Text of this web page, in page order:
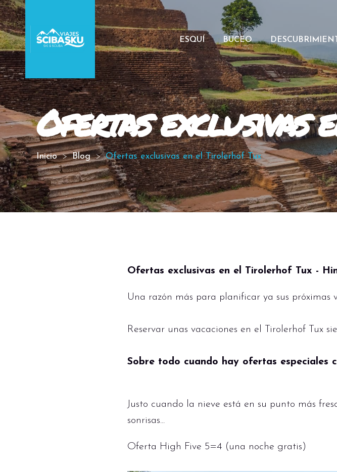
ESQUÍ BUCEO
Ofertas
Inicio Blog Ofertas exclusivas en el Tirolerhof Tux
Ofertas exclusivas en el Tirolerhof Tux -
Una razón más para planificar ya sus
Reservar unas vacaciones en el Tirolerhof Tux
Sobre todo cuando hay ofertas especiales
Justo cuando la nieve está en su punto más
sonrisas...
Oferta High Five 5=4 (una noche gratis)